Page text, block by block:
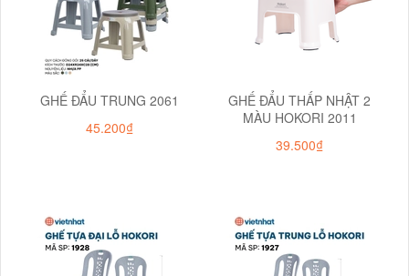
GHẾ ĐẨU TRUNG 2061
45.200₫
GHẾ ĐẨU THẤP NHẬT 2
MÀU HOKORI 2011
39.500₫